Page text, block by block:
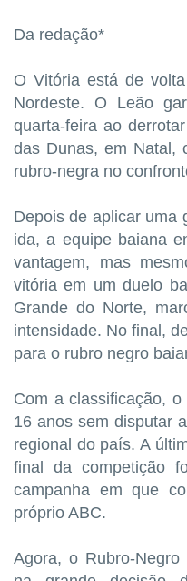
Da redação*
O Vitória está de
Nordeste. O Leão
quarta-feira ao
das Dunas, em Natal,
rubro-negra no
Depois de aplicar uma
ida, a equipe baiana
vantagem, mas
vitória em um duelo
Grande do Norte,
intensidade. No final,
para o rubro negro
Com a classificação,
16 anos sem disputar
regional do país. A
final da competição
campanha em que
próprio ABC.
Agora, o Rubro-